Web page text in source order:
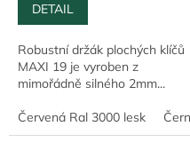
DETAIL
Robustní držák plochých klíčů
MAXI 19 je vyroben z
mimořádně silného 2mm...
Červená Ral 3000 lesk